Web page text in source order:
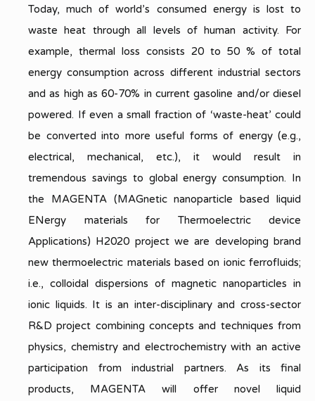
Today, much of world’s consumed energy is lost to
waste heat through all levels of human activity. For
example, thermal loss consists 20 to 50 % of total
energy consumption across different industrial sectors
and as high as 60-70% in current gasoline and/or diesel
powered. If even a small fraction of ‘waste-heat’ could
be converted into more useful forms of energy (e.g.,
electrical, mechanical, etc.), it would result in
tremendous savings to global energy consumption. In
the MAGENTA (MAGnetic nanoparticle based liquid
ENergy materials for Thermoelectric device
Applications) H2020 project we are developing brand
new thermoelectric materials based on ionic ferrofluids;
i.e., colloidal dispersions of magnetic nanoparticles in
ionic liquids. It is an inter-disciplinary and cross-sector
R&D project combining concepts and techniques from
physics, chemistry and electrochemistry with an active
participation from industrial partners. As its final
products, MAGENTA will offer novel liquid